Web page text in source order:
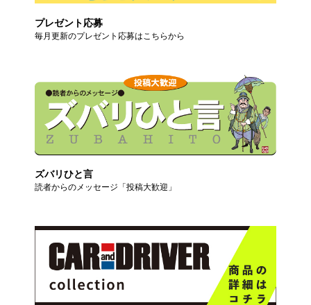
プレゼント応募
毎月更新のプレゼント応募はこちらから
ズバリひと言
読者からのメッセージ「投稿大歓迎」